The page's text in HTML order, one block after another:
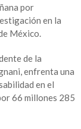
por
en la
México.
de la
enfrenta una
en el
66 millones 285